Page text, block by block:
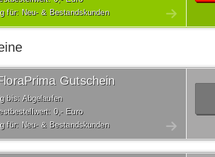
für: Neu- & Bestandskunden
Gutschein
bis: Abgelaufen
0,- Euro
für: Neu- & Bestandskunden